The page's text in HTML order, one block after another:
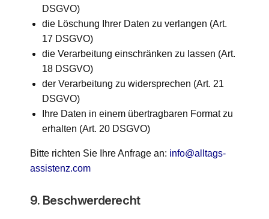
DSGVO)
die Löschung Ihrer Daten zu verlangen (Art.
17 DSGVO)
die Verarbeitung einschränken zu lassen (Art.
18 DSGVO)
der Verarbeitung zu widersprechen (Art. 21
DSGVO)
Ihre Daten in einem übertragbaren Format zu
erhalten (Art. 20 DSGVO)
Bitte richten Sie Ihre Anfrage an: info@alltags-
assistenz.com
9. Beschwerderecht